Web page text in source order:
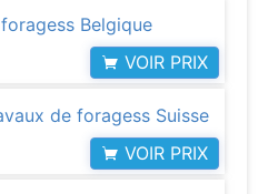
Belgique
VOIR PRIX
de foragess Suisse
VOIR PRIX